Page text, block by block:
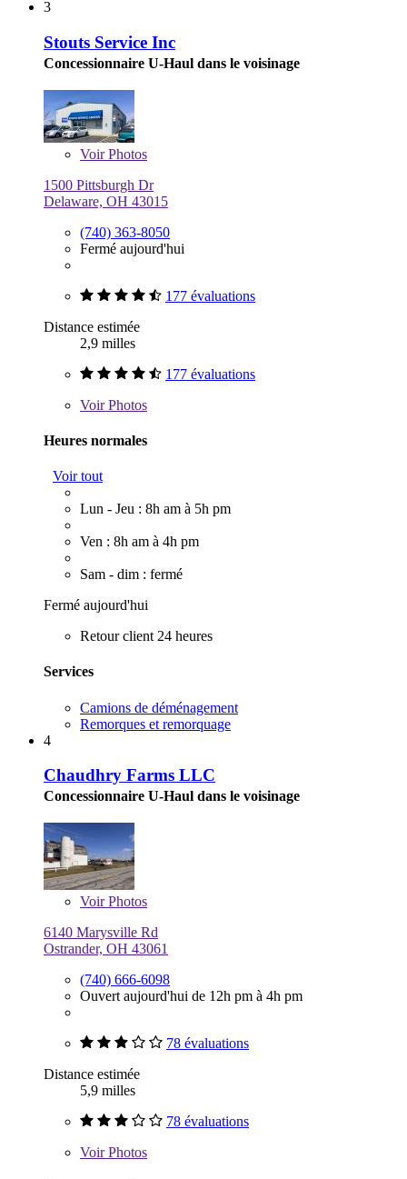
3
Stouts Service Inc
Concessionnaire U-Haul dans le voisinage
VoirPhotos
1500 Pittsburgh Dr
Delaware, OH 43015
(740) 363-8050
Fermé aujourd'hui
177 évaluations
Distance estimée
2,9 milles
177 évaluations
VoirPhotos
Heures normales
Voir tout
Lun - Jeu : 8h am à 5h pm
Ven : 8h am à 4h pm
Sam - dim : fermé
Fermé aujourd'hui
Retour client 24 heures
Services
Camions de déménagement
Remorques et remorquage
4
Chaudhry Farms LLC
Concessionnaire U-Haul dans le voisinage
VoirPhotos
6140 Marysville Rd
Ostrander, OH 43061
(740) 666-6098
Ouvert aujourd'hui de 12h pm à 4h pm
78 évaluations
Distance estimée
5,9 milles
78 évaluations
VoirPhotos